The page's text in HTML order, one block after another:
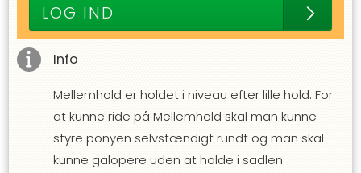
LOG IND
Info
Mellemhold er holdet i niveau efter lille hold. For
at kunne ride på Mellemhold skal man kunne
styre ponyen selvstændigt rundt og man skal
kunne galopere uden at holde i sadlen.